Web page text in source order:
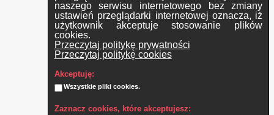
naszego serwisu internetowego bez zmiany
ustawień przeglądarki internetowej oznacza, iż
użytkownik akceptuje stosowanie plików
cookies.
Przeczytaj politykę prywatności
Przeczytaj politykę cookies
Akceptuję:
Wszystkie pliki cookies.
Zaznacz cookies, które akceptujesz: